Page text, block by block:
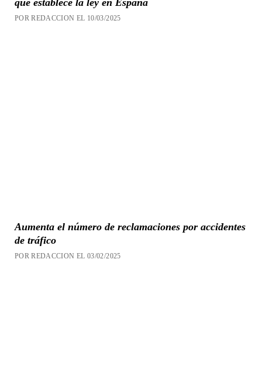
que establece la ley en España
POR REDACCION EL 10/03/2025
Aumenta el número de reclamaciones por accidentes
de tráfico
POR REDACCION EL 03/02/2025